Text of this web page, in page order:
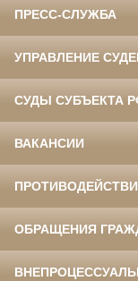
ПРЕСС-СЛУЖБА
УПРАВЛЕНИЕ
СУДЫ СУБЪЕКТА
ВАКАНСИИ
ОБРАЩЕНИЯ